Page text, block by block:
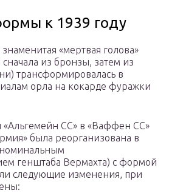
к 1939 году
«мертвая голова»
из бронзы, затем из
трансформировалась в
орла на кокарде фуражки
«Альгемейн СС» в «Ваффен СС»
была реорганизована в
генштаба Вермахта) с формой
следующие изменения, при